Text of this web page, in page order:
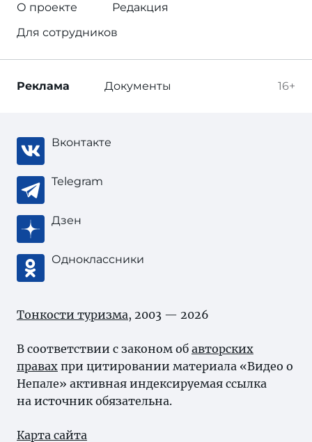
О проекте
Редакция
Для сотрудников
16+
Реклама Документы
Вконтакте
Telegram
Дзен
Одноклассники
Тонкости туризма, 2003 — 2026
В соответствии с законом об авторских
правах при цитировании материала «Видео о
Непале» активная индексируемая ссылка
на источник обязательна.
Карта сайта